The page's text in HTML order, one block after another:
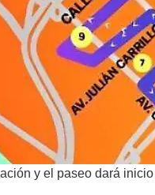
y el paseo dará